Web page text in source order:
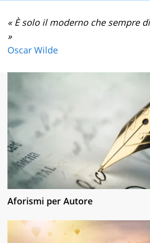
« È solo il moderno che sempre
»
Oscar Wilde
Aforismi per Autore